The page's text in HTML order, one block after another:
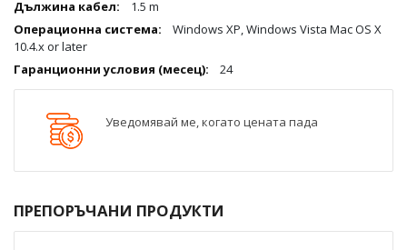
1.5 m
Windows XP, Windows Vista Mac OS X
10.4.x or later
24
Уведомявай ме, когато цената пада
ПРЕПОРЪЧАНИ ПРОДУКТИ